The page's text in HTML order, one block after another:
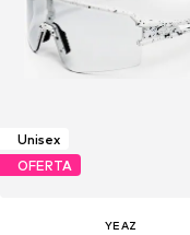
Unisex
OFERTA
YEAZ